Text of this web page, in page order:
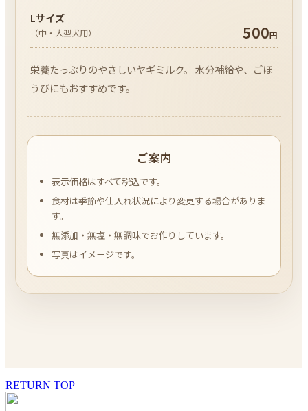
Lサイズ
（中・大型犬用） 500円
栄養たっぷりのやさしいヤギミルク。 水分補給や、ごほ
うびにもおすすめです。
ご案内
表示価格はすべて税込です。
食材は季節や仕入れ状況により変更する場合がありま
す。
無添加・無塩・無調味でお作りしています。
写真はイメージです。
RETURN TOP